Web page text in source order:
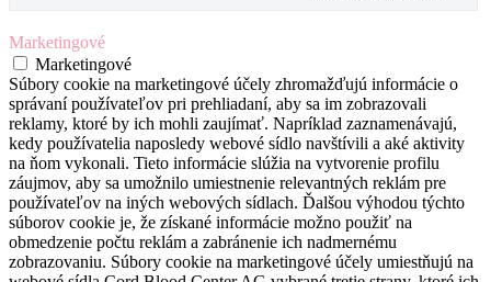
Marketingové
Marketingové
Súbory cookie na marketingové účely zhromažďujú informácie o
správaní používateľov pri prehliadaní, aby sa im zobrazovali
reklamy, ktoré by ich mohli zaujímať. Napríklad zaznamenávajú,
kedy používatelia naposledy webové sídlo navštívili a aké aktivity
na ňom vykonali. Tieto informácie slúžia na vytvorenie profilu
záujmov, aby sa umožnilo umiestnenie relevantných reklám pre
používateľov na iných webových sídlach. Ďalšou výhodou týchto
súborov cookie je, že získané informácie možno použiť na
obmedzenie počtu reklám a zabránenie ich nadmernému
zobrazovaniu. Súbory cookie na marketingové účely umiestňujú na